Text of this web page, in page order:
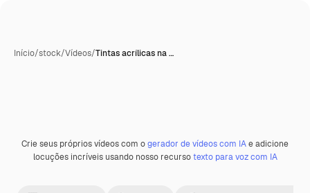
Início/stock/Vídeos/Tintas acrílicas na …
Premium
Crie seus próprios vídeos com ogerador de vídeos com IAe adicione
locuções incríveis usando nosso recursotexto para voz com IA